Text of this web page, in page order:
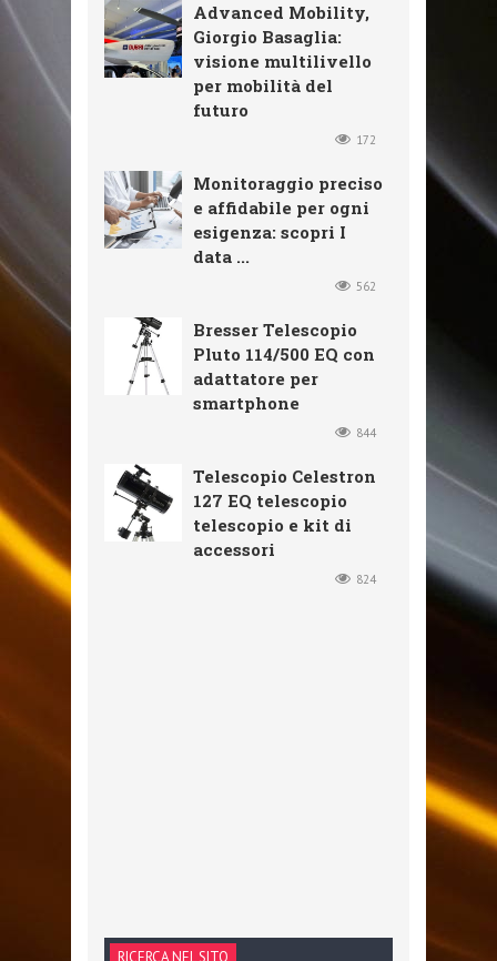
Advanced Mobility,
Giorgio Basaglia:
visione multilivello
per mobilità del
futuro
172
Monitoraggio preciso
e affidabile per ogni
esigenza: scopri I
data ...
562
Bresser Telescopio
Pluto 114/500 EQ con
adattatore per
smartphone
844
Telescopio Celestron
127 EQ telescopio
telescopio e kit di
accessori
824